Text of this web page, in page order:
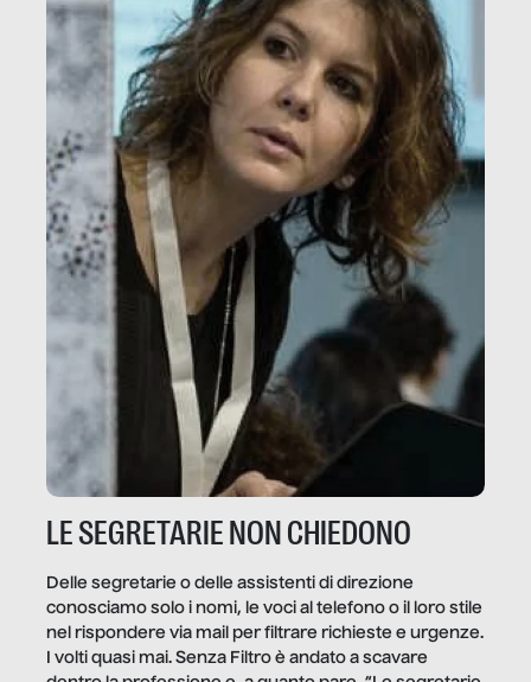
LE SEGRETARIE NON CHIEDONO
Delle segretarie o delle assistenti di direzione
conosciamo solo i nomi, le voci al telefono o il loro stile
nel rispondere via mail per filtrare richieste e urgenze.
I volti quasi mai. Senza Filtro è andato a scavare